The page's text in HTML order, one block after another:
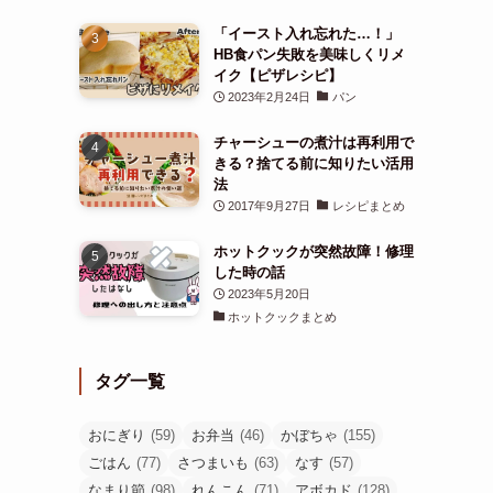
「イースト入れ忘れた…！」
HB食パン失敗を美味しくリメ
イク【ピザレシピ】
2023年2月24日 パン
チャーシューの煮汁は再利用で
きる？捨てる前に知りたい活用
法
2017年9月27日 レシピまとめ
ホットクックが突然故障！修理
した時の話
2023年5月20日
ホットクックまとめ
タグ一覧
おにぎり (59) お弁当 (46) かぼちゃ (155)
ごはん (77) さつまいも (63) なす (57)